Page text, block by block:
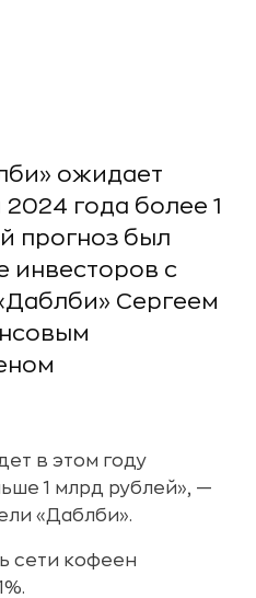
ожидает
года более 1
прогноз был
инвесторов с
Сергеем
в этом году
1 млрд рублей», —
«Даблби».
сети кофеен